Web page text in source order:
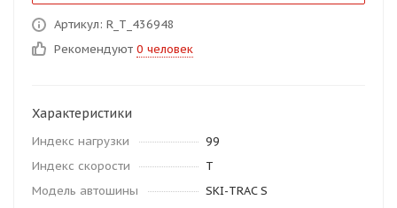
Артикул: R_T_436948
Рекомендуют 0 человек
Характеристики
Индекс нагрузки
99
Индекс скорости
T
Модель автошины
SKI-TRAC S
об оплате Плайтом
недели
plait.ru